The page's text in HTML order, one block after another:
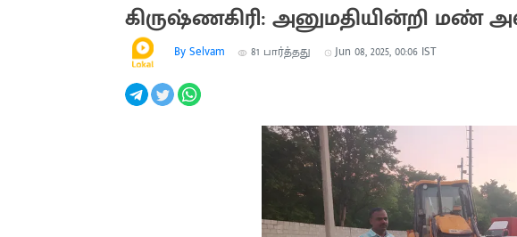
கிருஷ்ணகிரி: அனுமதியின்றி மண்
By Selvam 81 பார்த்தது Jun 08, 2025, 00:06 IST